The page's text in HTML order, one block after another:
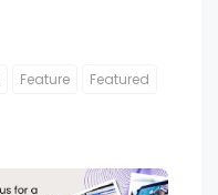
Feature
Featured